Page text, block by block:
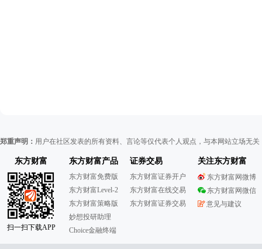
郑重声明： 用户在社区发表的所有资料、言论等仅代表个人观点，与本网站立场无
东方财富
扫一扫下载APP
东方财富产品
东方财富免费版
东方财富Level-2
东方财富策略版
妙想投研助理
Choice金融终端
证券交易
东方财富证券开户
东方财富在线交易
东方财富证券交易
关注东方财富
东方财富网微博
东方财富网微信
意见与建议